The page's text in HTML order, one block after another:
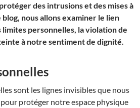
des intrusions et des mises à
blog, nous allons examiner le lien
personnelles, la violation de
à notre sentiment de dignité.
sont les lignes invisibles que nous
protéger notre espace physique